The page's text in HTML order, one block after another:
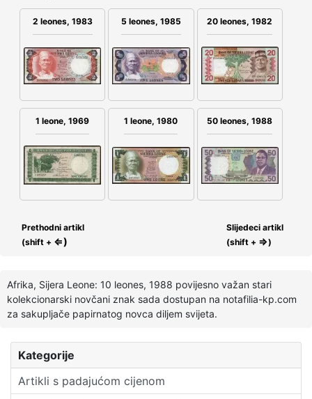
Kategorije
Artikli s padajućom cijenom
2 leones, 1983 5 leones, 1985 20 leones, 1982
1 leone, 1969 1 leone, 1980 50 leones, 1988
Prethodni artikl
(shift + ⇐)
Slijedeci artikl
(shift + ⇒)
Afrika, Sijera Leone: 10 leones, 1988 povijesno važan stari
kolekcionarski novčani znak sada dostupan na notafilia-kp.com
za sakupljače papirnatog novca diljem svijeta.